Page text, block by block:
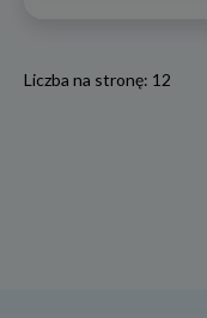
Liczba na stronę: 12